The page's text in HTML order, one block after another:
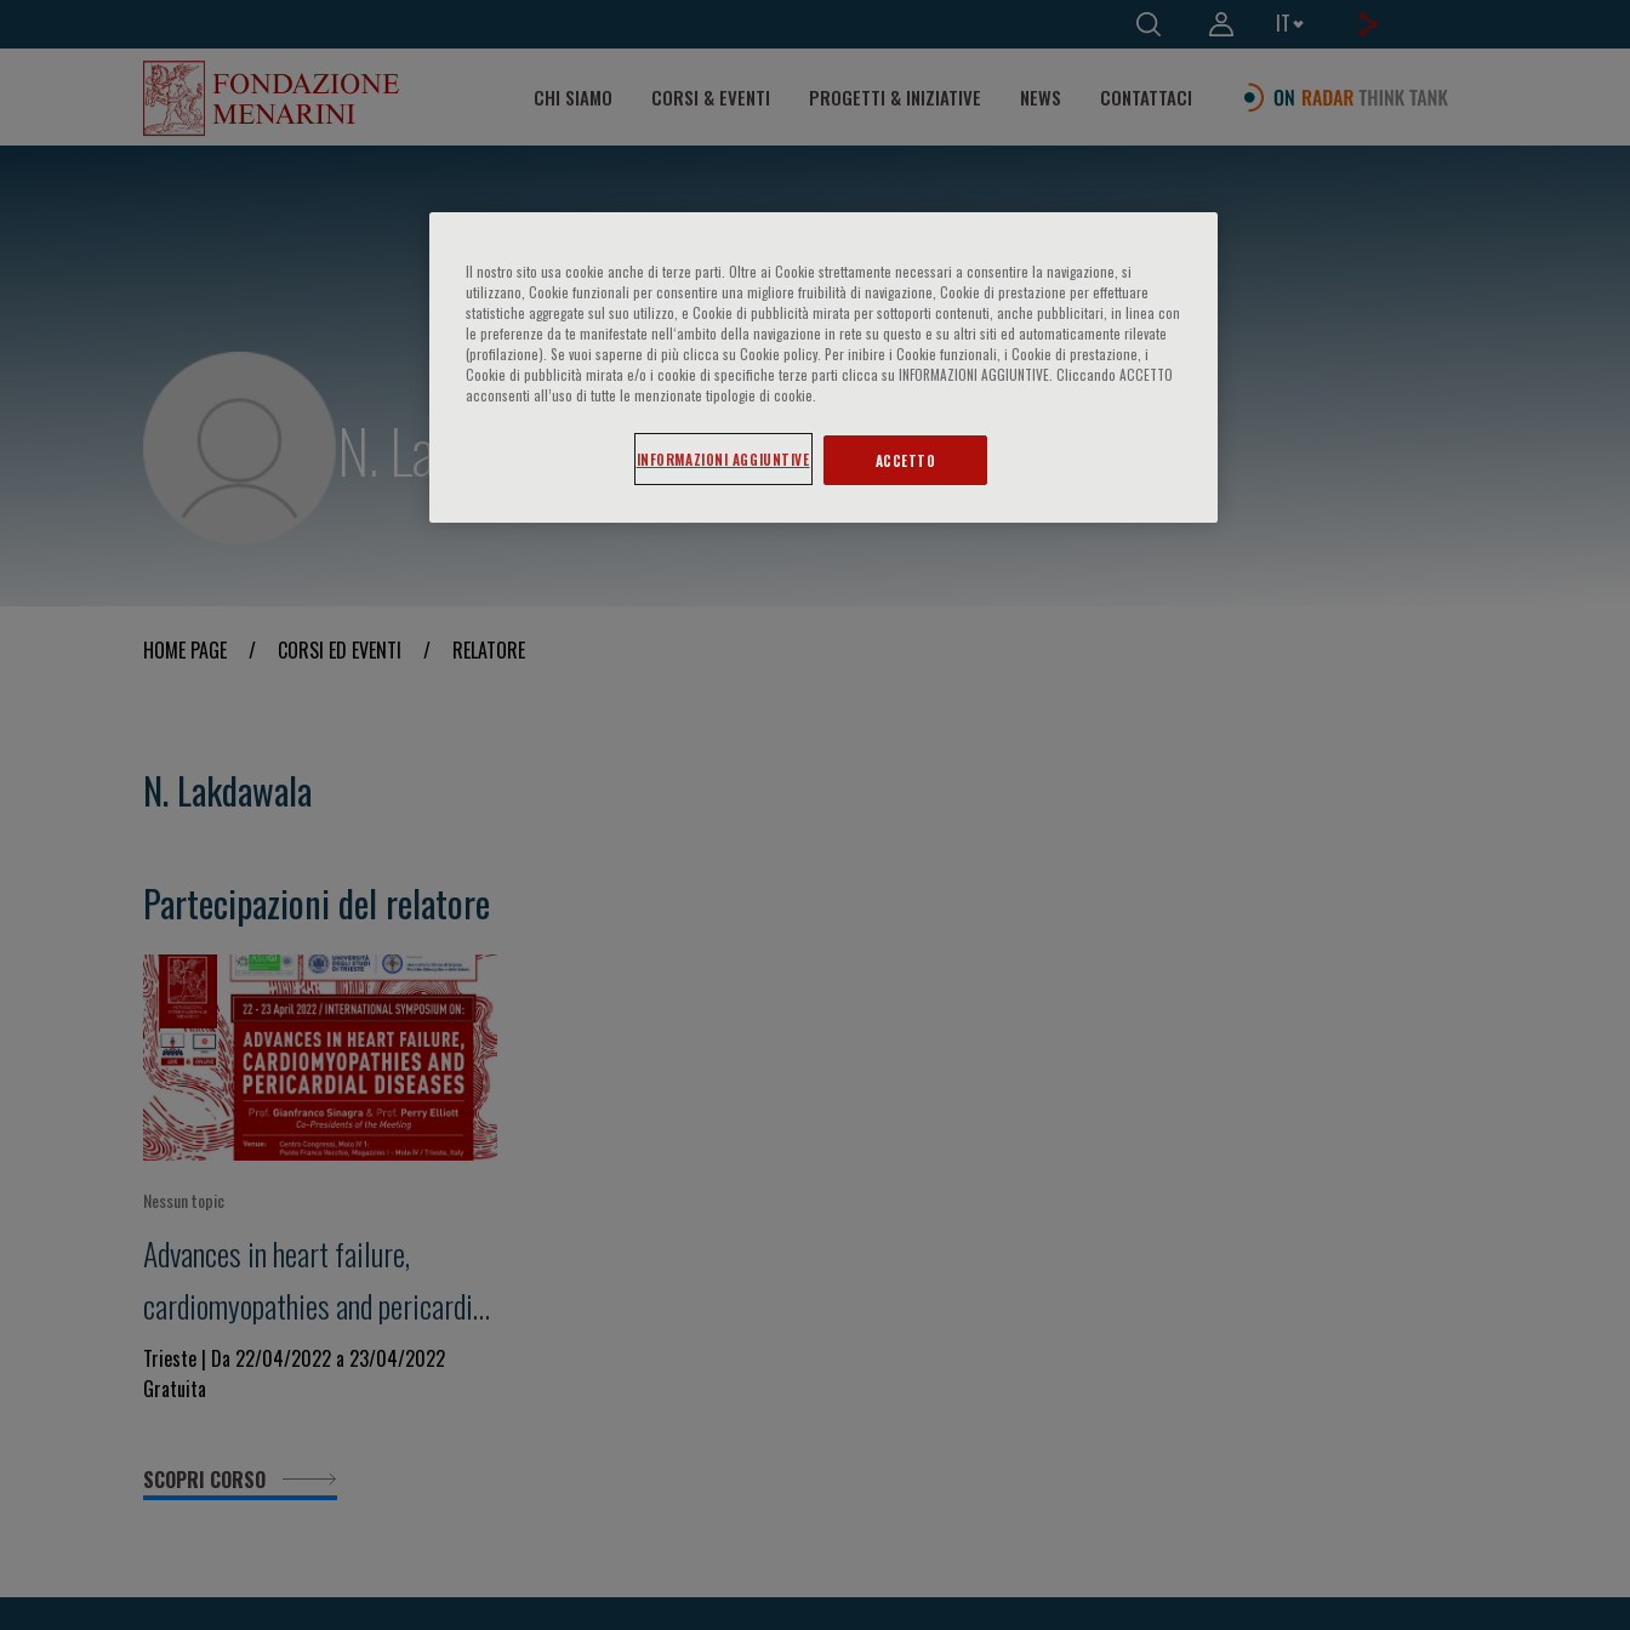
IT
CHI SIAMO CORSI & EVENTI PROGETTI & INIZIATIVE NEWS CONTATTACI
N. Lakdawala
HOME PAGE / CORSI ED EVENTI / RELATORE
N. Lakdawala
Partecipazioni del relatore
Nessun topic
Advances in heart failure,
cardiomyopathies and pericardial
diseases
Trieste | Da 22/04/2022 a 23/04/2022
Gratuita
SCOPRI CORSO
Il nostro sito usa cookie anche di terze parti. Oltre ai Cookie strettamente necessari a consentire la navigazione, si
utilizzano, Cookie funzionali per consentire una migliore fruibilità di navigazione, Cookie di prestazione per effettuare
statistiche aggregate sul suo utilizzo, e Cookie di pubblicità mirata per sottoporti contenuti, anche pubblicitari, in linea con
le preferenze da te manifestate nell‘ambito della navigazione in rete su questo e su altri siti ed automaticamente rilevate
(profilazione). Se vuoi saperne di più clicca su Cookie policy. Per inibire i Cookie funzionali, i Cookie di prestazione, i
Cookie di pubblicità mirata e/o i cookie di specifiche terze parti clicca su INFORMAZIONI AGGIUNTIVE. Cliccando ACCETTO
acconsenti all’uso di tutte le menzionate tipologie di cookie.
INFORMAZIONI AGGIUNTIVE ACCETTO